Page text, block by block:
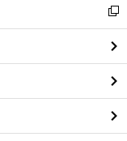
閉
る
新
し
い
ウ
ィ
ン
ド
ウ